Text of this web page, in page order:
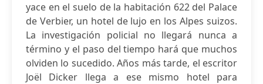
yace en el suelo de la habitación 622 del Palace
de Verbier, un hotel de lujo en los Alpes suizos.
La investigación policial no llegará nunca a
término y el paso del tiempo hará que muchos
olviden lo sucedido. Años más tarde, el escritor
Joël Dicker llega a ese mismo hotel para